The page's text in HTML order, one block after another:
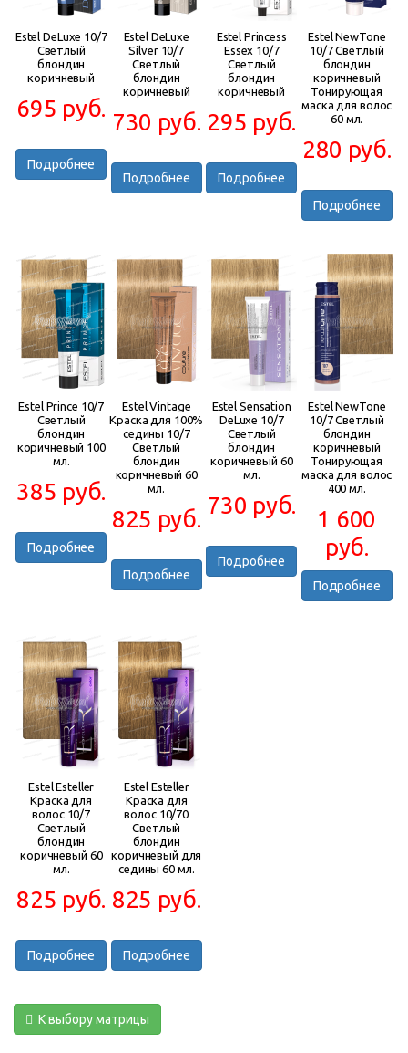
Estel DeLuxe 10/7
Светлый
блондин
коричневый
695 руб.
Подробнее
Estel DeLuxe
Silver 10/7
Светлый
блондин
коричневый
730 руб.
Подробнее
Estel Princess
Essex 10/7
Светлый
блондин
коричневый
295 руб.
Подробнее
Estel NewTone
10/7 Светлый
блондин
коричневый
Тонирующая
маска для волос
60 мл.
280 руб.
Подробнее
Estel Prince 10/7
Светлый
блондин
коричневый 100
мл.
385 руб.
Подробнее
Estel Vintage
Краска для 100%
седины 10/7
Светлый
блондин
коричневый 60
мл.
825 руб.
Подробнее
Estel Sensation
DeLuxe 10/7
Светлый
блондин
коричневый 60
мл.
730 руб.
Подробнее
Estel NewTone
10/7 Светлый
блондин
коричневый
Тонирующая
маска для волос
400 мл.
1 600
руб.
Подробнее
Estel Esteller
Краска для
волос 10/7
Светлый
блондин
коричневый 60
мл.
825 руб.
Подробнее
Estel Esteller
Краска для
волос 10/70
Светлый
блондин
коричневый для
седины 60 мл.
825 руб.
Подробнее
К выбору матрицы